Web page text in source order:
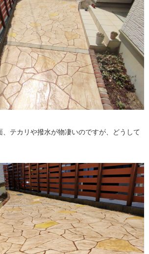
テカリや撥水が物凄いのですが、どうして